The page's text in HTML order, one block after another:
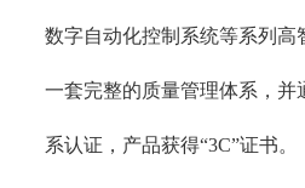
数字自动化控制系统等系列高
一套完整的质量管理体系，并
系认证，产品获得“3C”证书。